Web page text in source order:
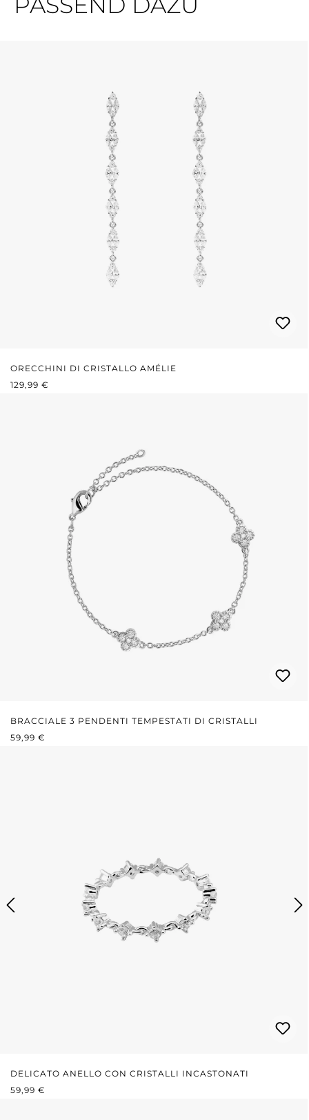
ORECCHINI DI CRISTALLO AMÉLIE
PREZZO NORMALE:
129,99 €
BRACCIALE 3 PENDENTI TEMPESTATI DI CRISTALLI
PREZZO NORMALE:
59,99 €
DELICATO ANELLO CON CRISTALLI INCASTONATI
PREZZO NORMALE:
59,99 €